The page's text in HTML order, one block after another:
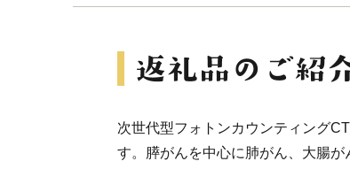
次世代型フォトンカウンティング
す。膵がんを中心に肺がん、大腸